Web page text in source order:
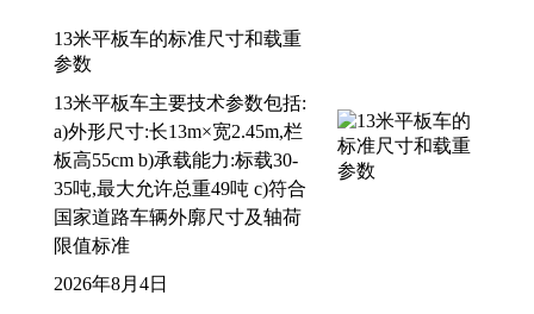
13米平板车的标准尺寸和载重
参数
13米平板车主要技术参数包括:
a)外形尺寸:长13m×宽2.45m,栏
板高55cm b)承载能力:标载30-
35吨,最大允许总重49吨 c)符合
国家道路车辆外廓尺寸及轴荷
限值标准
2026年8月4日